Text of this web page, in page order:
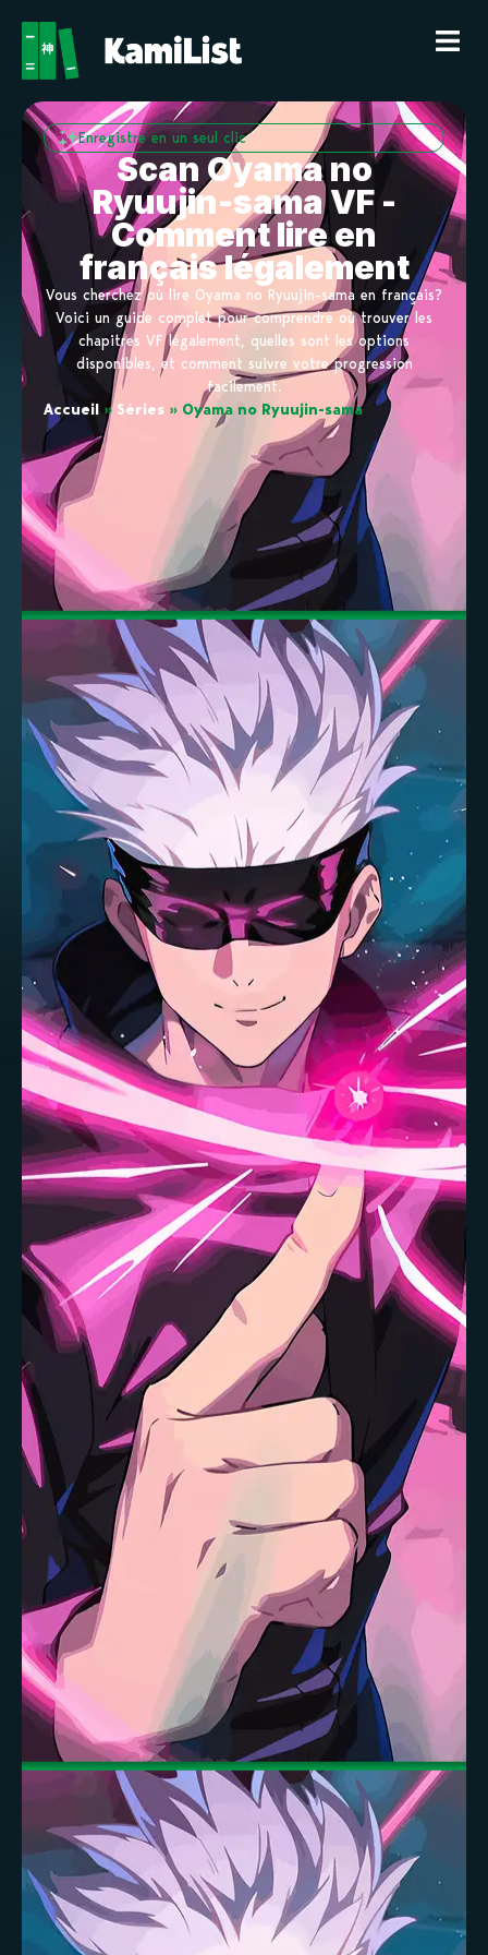
Enregistre en un seul clic
Scan Oyama no
Ryuujin-sama VF -
Comment lire en
français légalement
Vous cherchez où lire Oyama no Ryuujin-sama en français?
Voici un guide complet pour comprendre où trouver les
chapitres VF légalement, quelles sont les options
disponibles, et comment suivre votre progression
facilement.
Accueil » Séries » Oyama no Ryuujin-sama